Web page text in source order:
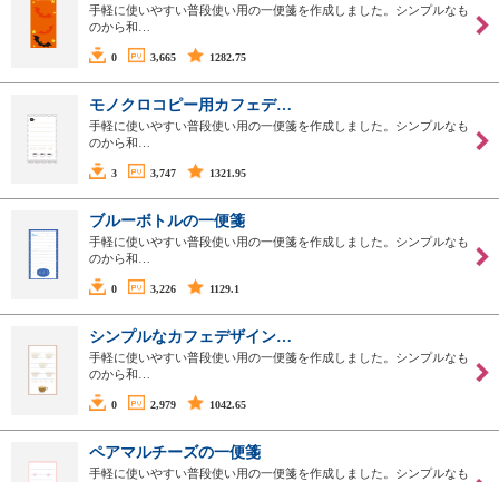
手軽に使いやすい普段使い用の一便箋を作成しました。シンプルなも
のから和…
0 3,665 1282.75
モノクロコピー用カフェデ…
手軽に使いやすい普段使い用の一便箋を作成しました。シンプルなも
のから和…
3 3,747 1321.95
ブルーボトルの一便箋
手軽に使いやすい普段使い用の一便箋を作成しました。シンプルなも
のから和…
0 3,226 1129.1
シンプルなカフェデザイン…
手軽に使いやすい普段使い用の一便箋を作成しました。シンプルなも
のから和…
0 2,979 1042.65
ペアマルチーズの一便箋
手軽に使いやすい普段使い用の一便箋を作成しました。シンプルなも